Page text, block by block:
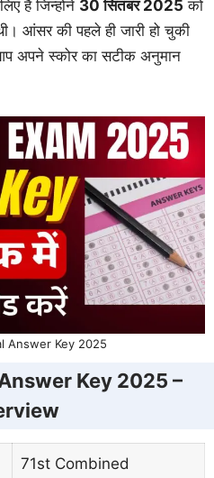
है जिन्होंने 30 सितंबर 2025 को
आंसर की पहले ही जारी हो चुकी
अपने स्कोर का सटीक अनुमान
Answer Key 2025
Key 2025 –
71st Combined